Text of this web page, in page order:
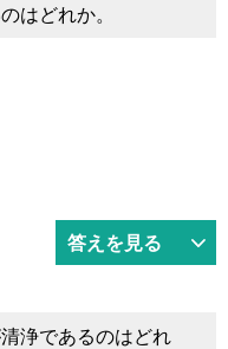
はどれか。
答えを見る
浄であるのはどれ